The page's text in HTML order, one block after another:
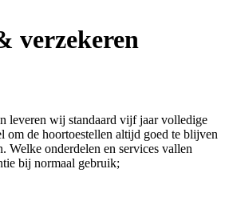
verzekeren
leveren wij standaard vijf jaar volledige
om de hoortoestellen altijd goed te blijven
Welke onderdelen en services vallen
bij normaal gebruik;